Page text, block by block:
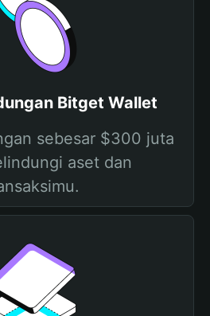
Bitget Wallet
sebesar $300 juta
aset dan